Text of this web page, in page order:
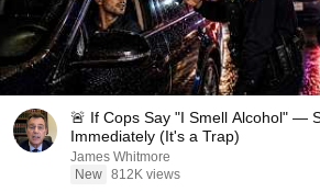
🚨 If Cops Say "I Smell Alcohol" —
Immediately (It's a Trap)
James Whitmore
New 812K views